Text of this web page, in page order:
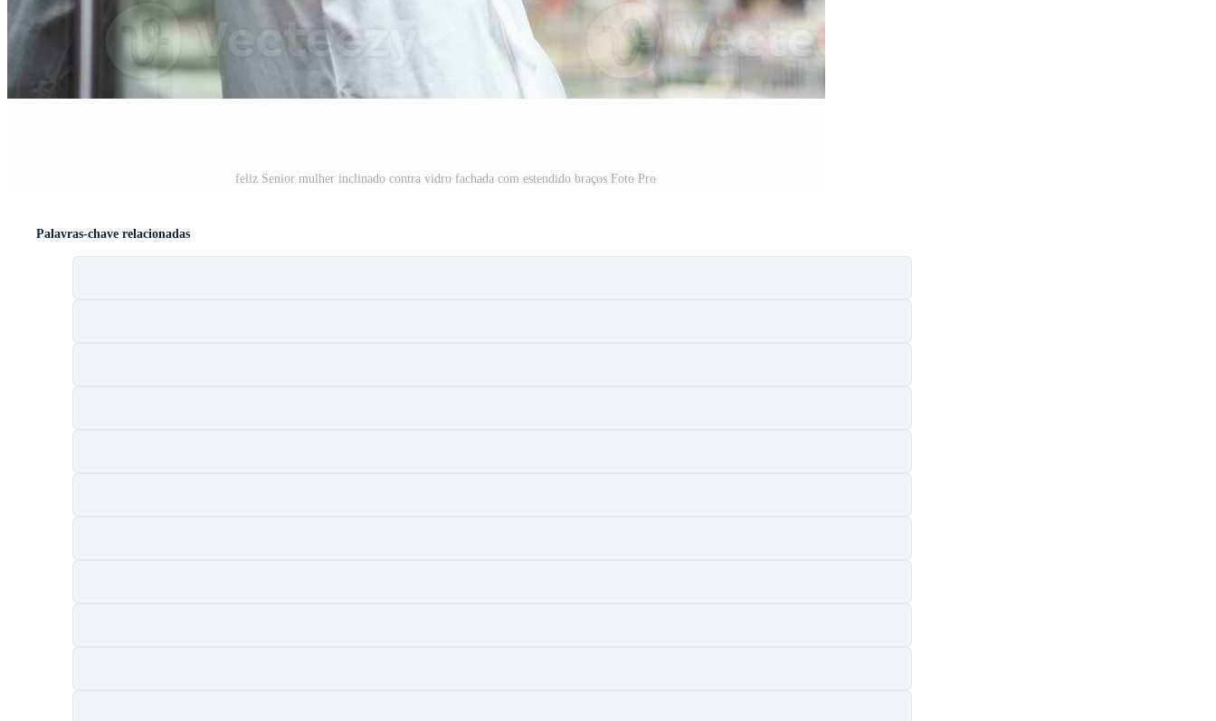
feliz Senior mulher inclinado contra vidro fachada com estendido braços Foto Pro
Palavras-chave relacionadas